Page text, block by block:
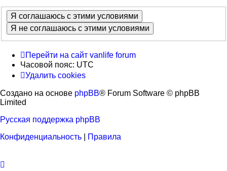
Перейти на сайт vanlife forum
Часовой пояс: UTC
Удалить cookies
Создано на основе phpBB® Forum Software © phpBB
Limited
Русская поддержка phpBB
Конфиденциальность
Правила